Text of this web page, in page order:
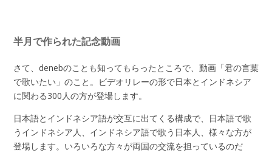
半月で作られた記念動画
さて、denebのことも知ってもらったところで、動画「君の言葉
で歌いたい」のこと。ビデオリレーの形で日本とインドネシア
に関わる300人の方が登場します。
日本語とインドネシア語が交互に出てくる構成で、日本語で歌
うインドネシア人、インドネシア語で歌う日本人、様々な方が
登場します。いろいろな方々が両国の交流を担っているのだ